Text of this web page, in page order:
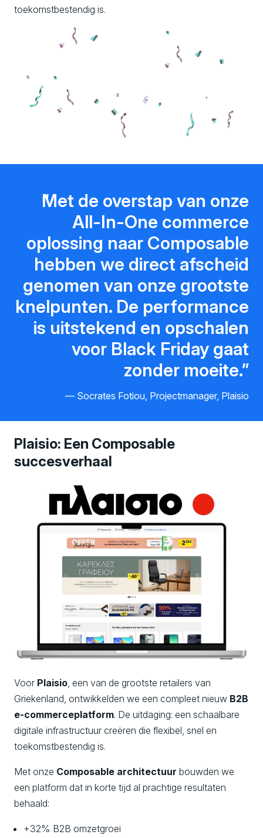
toekomstbestendig is.
Met de overstap van onze
All-In-One commerce
oplossing naar Composable
hebben we direct afscheid
genomen van onze grootste
knelpunten. De performance
is uitstekend en opschalen
voor Black Friday gaat
zonder moeite.
Socrates Fotiou, Projectmanager, Plaisio
Plaisio: Een Composable
succesverhaal
Voor Plaisio, een van de grootste retailers van
Griekenland, ontwikkelden we een compleet nieuw B2B
e-commerceplatform. De uitdaging: een schaalbare
digitale infrastructuur creëren die flexibel, snel en
toekomstbestendig is.
Met onze Composable architectuur bouwden we
een platform dat in korte tijd al prachtige resultaten
behaald:
+32% B2B omzetgroei